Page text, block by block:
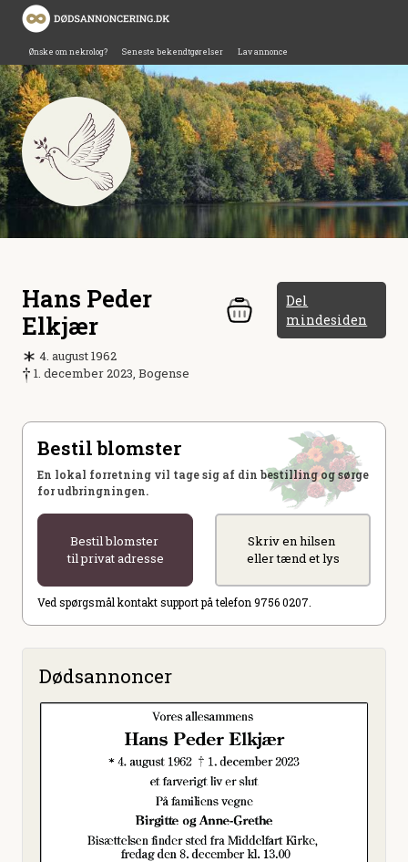
Ønske om nekrolog? Seneste bekendtgørelser Lav annonce
Hans Peder
Elkjær
Del
mindesiden
4. august 1962
1. december 2023, Bogense
Bestil blomster
En lokal forretning vil tage sig af din bestilling og sørge
for udbringningen.
Bestil blomster
til privat adresse
Skriv en hilsen
eller tænd et lys
Ved spørgsmål kontakt support på telefon 9756 0207.
Dødsannoncer